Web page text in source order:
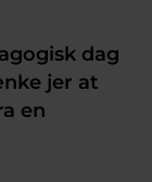
dag
jer at
en